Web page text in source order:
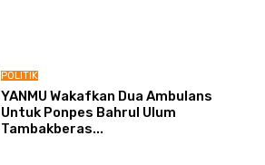
POLITIK
YANMU Wakafkan Dua Ambulans
Untuk Ponpes Bahrul Ulum
Tambakberas...